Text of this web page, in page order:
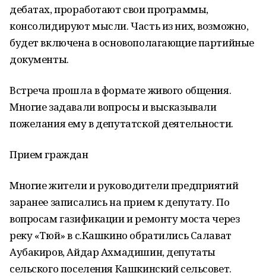
дебатах, проработают свои программы,
консолидируют мысли. Часть из них, возможно,
будет включена в основополагающие партийные
документы.
Встреча прошла в формате живого общения.
Многие задавали вопросы и высказывали
пожелания ему в депутатской деятельности.
Прием граждан
Многие жители и руководители предприятий
заранее записались на прием к депутату. По
вопросам газификации и ремонту моста через
реку «Тюй» в с.Кашкино обратились Салават
Аубакиров, Айдар Ахмадишин, депутаты
сельского поселения Кашкинский сельсовет.